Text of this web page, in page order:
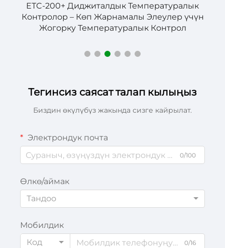
ETC-200+ Диджиталдык Температуралык
Контролор – Көп Жарнамалы Элеулер үчүн
Жогорку Температуралык Контрол
Тегинсиз саясат талап кылыңыз
Биздин өкүлүбүз жакында сизге кайрылат.
Электрондук почта
0/100
Өлкө/аймак
Тандоо
Мобилдик
Код
0/16